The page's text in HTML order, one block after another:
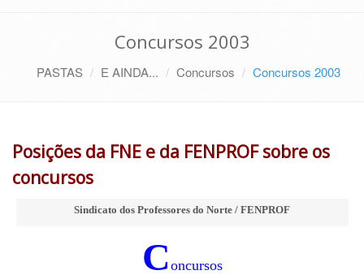
Concursos 2003
PASTAS E AINDA... Concursos Concursos 2003
Posições da FNE e da FENPROF sobre os
concursos
Sindicato dos Professores do Norte / FENPROF
C oncursos